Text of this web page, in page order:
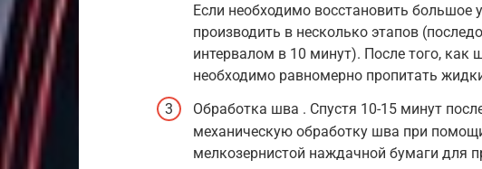
Если необходимо восстановить большое
производить в несколько этапов
интервалом в 10 минут). После того, как
необходимо равномерно пропитать
Обработка шва . Спустя 10-15 минут
механическую обработку шва при
мелкозернистой наждачной бумаги для